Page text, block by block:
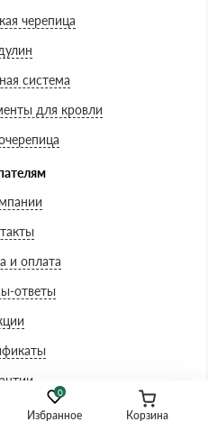
0
Избранное Корзина
черепица
система
для кровли
и оплата
ответы